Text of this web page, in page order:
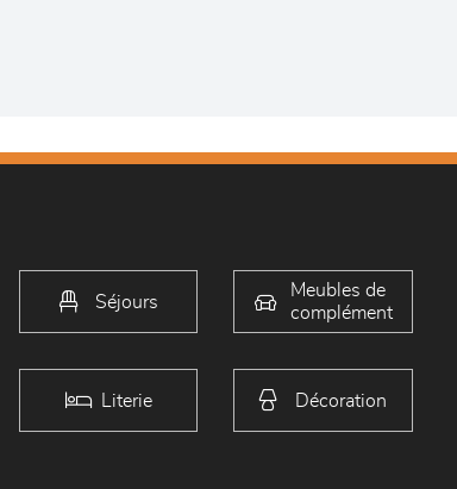
Séjours
Meubles de
complément
Literie Décoration